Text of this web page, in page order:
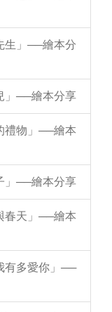
生」──繪本分
」──繪本分享
禮物」──繪本
」──繪本分享
春天」──繪本
有多愛你」──